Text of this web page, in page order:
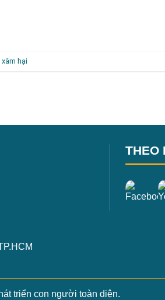
hại
THEO
triển con người toàn diện.